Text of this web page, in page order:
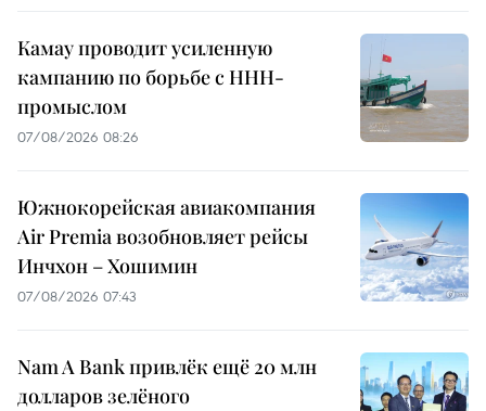
Камау проводит усиленную
кампанию по борьбе с ННН-
промыслом
07/08/2026 08:26
Южнокорейская авиакомпания
Air Premia возобновляет рейсы
Инчхон – Хошимин
07/08/2026 07:43
Nam A Bank привлёк ещё 20 млн
долларов зелёного